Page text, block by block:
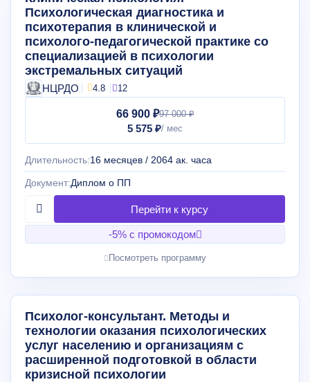
Психологическая диагностика и
психотерапия в клинической и
психолого-педагогической практике со
специализацией в психологии
экстремальных ситуаций
НЦРДО 4.8 12
66 900 ₽97 000 ₽
5 575 ₽
Длительность:16 месяцев / 2064 ак. часа
Документ:Диплом о ПП
-5% с промокодом
Посмотреть программу
Психолог-консультант. Методы и
технологии оказания психологических
услуг населению и организациям с
расширенной подготовкой в области
кризисной психологии